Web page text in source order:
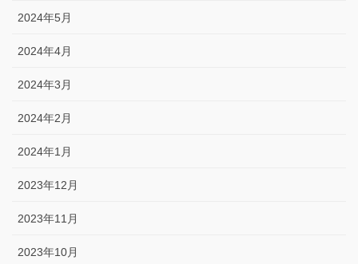
2024年5月
2024年4月
2024年3月
2024年2月
2024年1月
2023年12月
2023年11月
2023年10月